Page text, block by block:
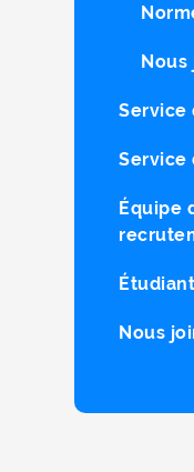
Nous
Service
Service
Équipe
Nous